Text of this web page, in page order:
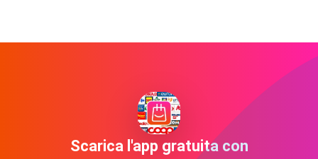
Scarica l'app gratuita con